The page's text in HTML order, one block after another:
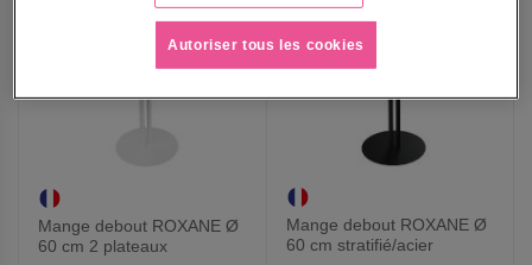
Mange debout ROXANE Ø
60 cm 2 plateaux
Mange debout ROXANE Ø
60 cm stratifié/acier
Autoriser tous les cookies